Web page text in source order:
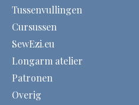
Tussenvullingen
Cursussen
SewEzi.eu
Longarm atelier
Patronen
Overig